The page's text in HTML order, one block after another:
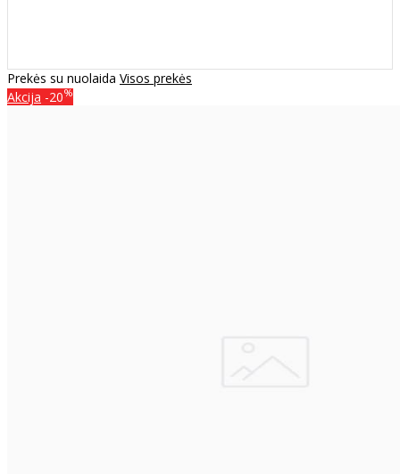
Prekės su nuolaida Visos prekės
Akcija -20%